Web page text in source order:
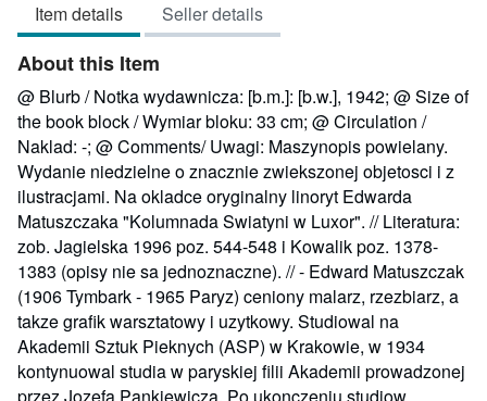
out
of
5
stars
Item details Seller details
About this Item
@ Blurb / Notka wydawnicza: [b.m.]: [b.w.], 1942; @ Size of
the book block / Wymiar bloku: 33 cm; @ Circulation /
Naklad: -; @ Comments/ Uwagi: Maszynopis powielany.
Wydanie niedzielne o znacznie zwiekszonej objetosci i z
ilustracjami. Na okladce oryginalny linoryt Edwarda
Matuszczaka "Kolumnada Swiatyni w Luxor". // Literatura:
zob. Jagielska 1996 poz. 544-548 i Kowalik poz. 1378-
1383 (opisy nie sa jednoznaczne). // - Edward Matuszczak
(1906 Tymbark - 1965 Paryz) ceniony malarz, rzezbiarz, a
takze grafik warsztatowy i uzytkowy. Studiowal na
Akademii Sztuk Pieknych (ASP) w Krakowie, w 1934
kontynuowal studia w paryskiej filii Akademii prowadzonej